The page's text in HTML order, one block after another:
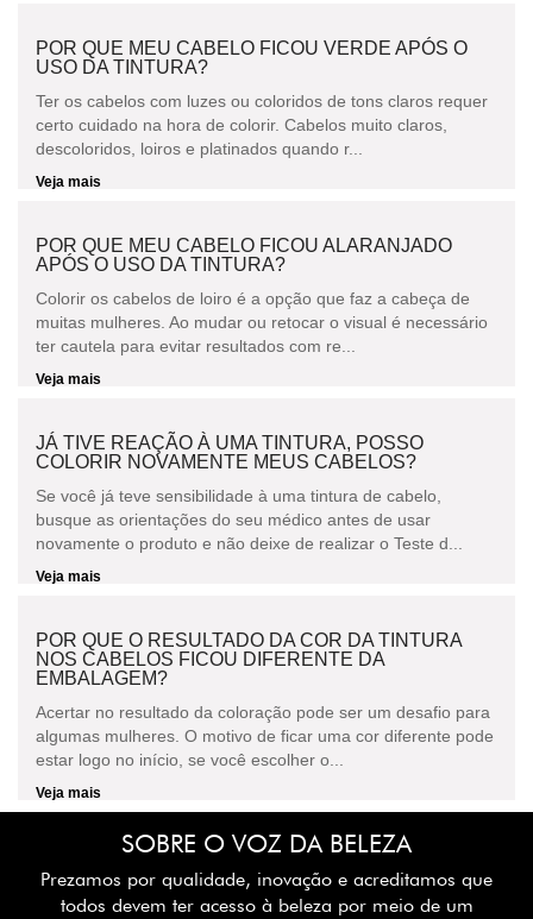
POR QUE MEU CABELO FICOU VERDE APÓS O
USO DA TINTURA?
Ter os cabelos com luzes ou coloridos de tons claros requer
certo cuidado na hora de colorir. Cabelos muito claros,
descoloridos, loiros e platinados quando r...
Veja mais
POR QUE MEU CABELO FICOU ALARANJADO
APÓS O USO DA TINTURA?
Colorir os cabelos de loiro é a opção que faz a cabeça de
muitas mulheres. Ao mudar ou retocar o visual é necessário
ter cautela para evitar resultados com re...
Veja mais
JÁ TIVE REAÇÃO À UMA TINTURA, POSSO
COLORIR NOVAMENTE MEUS CABELOS?
Se você já teve sensibilidade à uma tintura de cabelo,
busque as orientações do seu médico antes de usar
novamente o produto e não deixe de realizar o Teste d...
Veja mais
POR QUE O RESULTADO DA COR DA TINTURA
NOS CABELOS FICOU DIFERENTE DA
EMBALAGEM?
Acertar no resultado da coloração pode ser um desafio para
algumas mulheres. O motivo de ficar uma cor diferente pode
estar logo no início, se você escolher o...
Veja mais
SOBRE O VOZ DA BELEZA
Prezamos por qualidade, inovação e acreditamos que
todos devem ter acesso à beleza por meio de um